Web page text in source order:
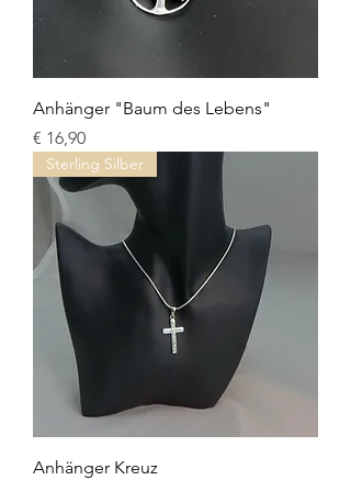
Anhänger "Baum des Lebens"
Preis
€ 16,90
Sterling Silber
Anhänger Kreuz